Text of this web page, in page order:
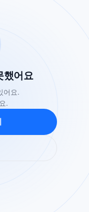
했어요
어요.
.